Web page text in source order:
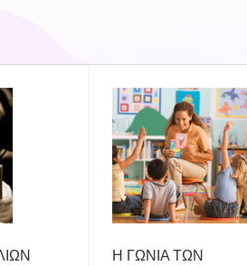
Η ΓΩΝΙΑ ΤΩΝ